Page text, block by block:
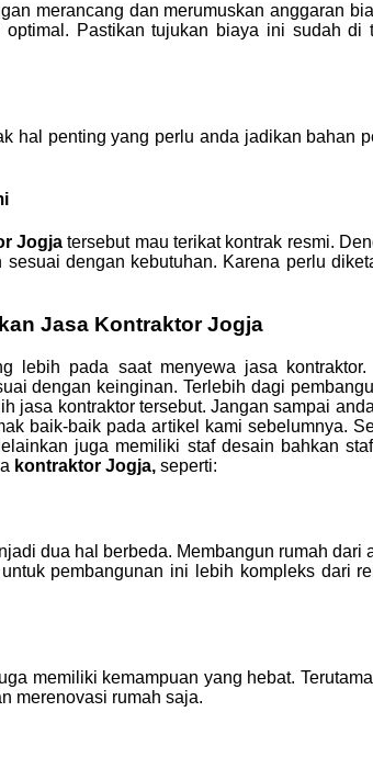
merancang dan merumuskan anggaran
Pastikan tujukan biaya ini sudah
hal penting yang perlu anda jadikan
Jogjatersebut mau terikat kontrak resmi.
dengan kebutuhan. Karena perlu
Jasa Kontraktor Jogja
lebih pada saat menyewa jasa
dengan keinginan. Terlebih dagi
jasa kontraktor tersebut. Jangan sampai
baik-baik pada artikel kami sebelumnya.
juga memiliki staf desain bahkan
kontraktor Jogja, seperti:
dua hal berbeda. Membangun rumah
pembangunan ini lebih kompleks dari
memiliki kemampuan yang hebat.
merenovasi rumah saja.